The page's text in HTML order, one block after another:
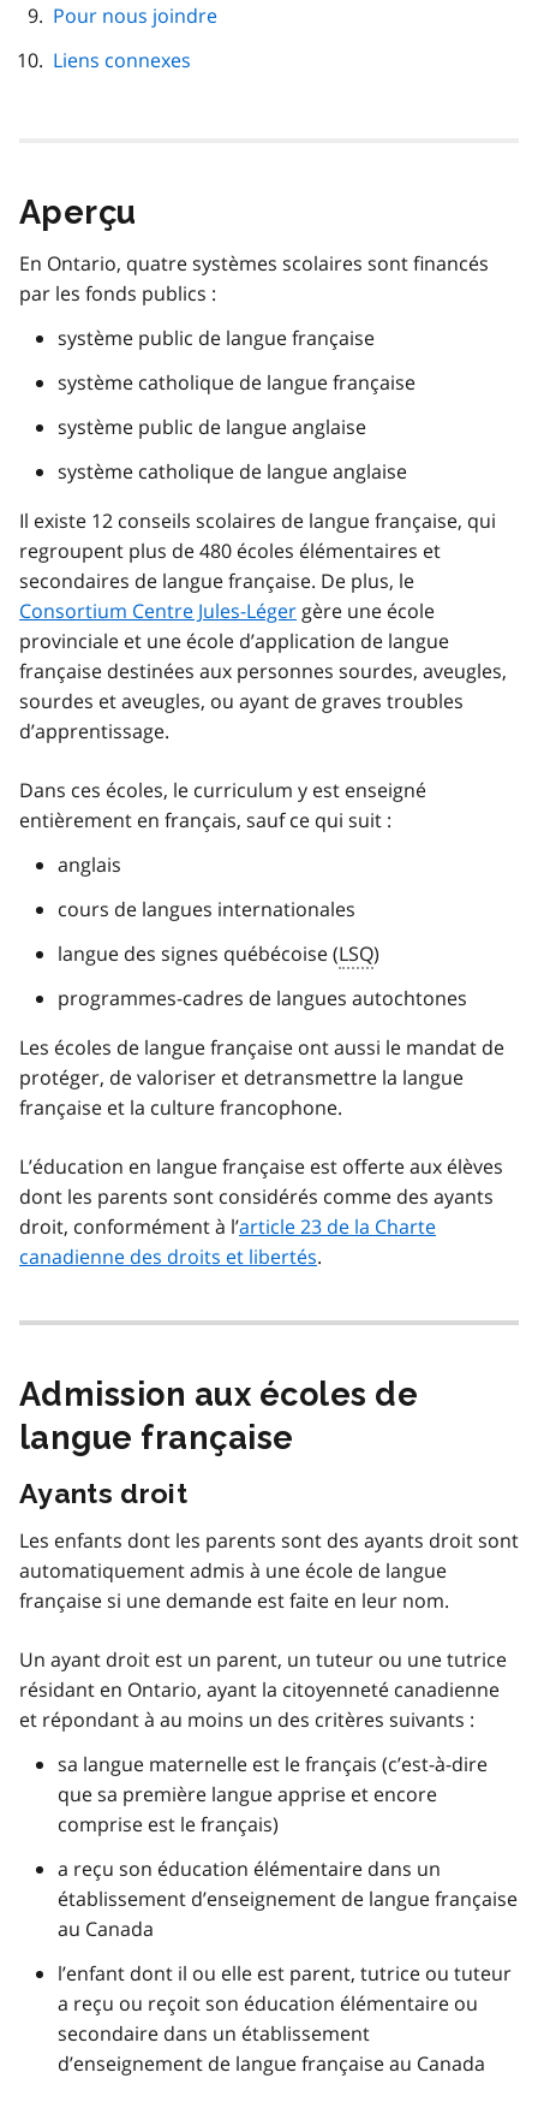
Pour nous joindre
Liens connexes
Aperçu
En Ontario, quatre systèmes scolaires sont financés
par les fonds publics :
système public de langue française
système catholique de langue française
système public de langue anglaise
système catholique de langue anglaise
Il existe 12 conseils scolaires de langue française, qui
regroupent plus de 480 écoles élémentaires et
secondaires de langue française. De plus, le
Consortium Centre Jules-Léger gère une école
provinciale et une école d’application de langue
française destinées aux personnes sourdes, aveugles,
sourdes et aveugles, ou ayant de graves troubles
d’apprentissage.
Dans ces écoles, le curriculum y est enseigné
entièrement en français, sauf ce qui suit :
anglais
cours de langues internationales
langue des signes québécoise (LSQ)
programmes-cadres de langues autochtones
Les écoles de langue française ont aussi le mandat de
protéger, de valoriser et detransmettre la langue
française et la culture francophone.
L’éducation en langue française est offerte aux élèves
dont les parents sont considérés comme des ayants
droit, conformément à l’article 23 de la Charte
canadienne des droits et libertés.
Admission aux écoles de
langue française
Ayants droit
Les enfants dont les parents sont des ayants droit sont
automatiquement admis à une école de langue
française si une demande est faite en leur nom.
Un ayant droit est un parent, un tuteur ou une tutrice
résidant en Ontario, ayant la citoyenneté canadienne
et répondant à au moins un des critères suivants :
sa langue maternelle est le français (c’est-à-dire
que sa première langue apprise et encore
comprise est le français)
a reçu son éducation élémentaire dans un
établissement d’enseignement de langue française
au Canada
l’enfant dont il ou elle est parent, tutrice ou tuteur
a reçu ou reçoit son éducation élémentaire ou
secondaire dans un établissement
d’enseignement de langue française au Canada